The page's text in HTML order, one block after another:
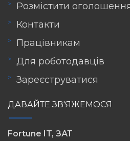
Розмістити
Контакти
Працівникам
Для роботодавців
Зареєструватися
ДАВАЙТЕ ЗВ'ЯЖЕМОСЯ
Fortune IT, ЗАТ